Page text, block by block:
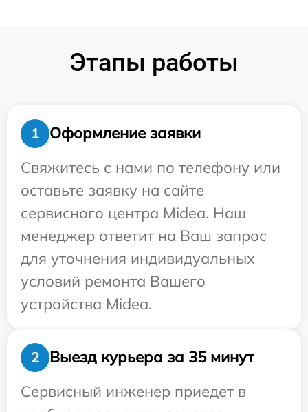
Этапы работы
1
Оформление заявки
Свяжитесь с нами по телефону или
оставьте заявку на сайте
сервисного центра Midea. Наш
менеджер ответит на Ваш запрос
для уточнения индивидуальных
условий ремонта Вашего
устройства Midea.
2
Выезд курьера за 35 минут
Сервисный инженер приедет в